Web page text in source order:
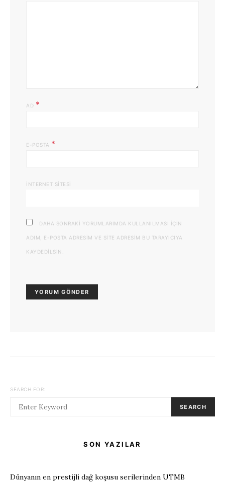
AD *
E-POSTA *
İNTERNET SITESI
DAHA SONRAKI YORUMLARIMDA KULLANILMASI IÇIN
ADIM, E-POSTA ADRESIM VE SITE ADRESIM BU TARAYICIYA
KAYDEDILSIN.
SEARCH FOR:
SEARCH
SON YAZILAR
Dünyanın en prestijli dağ koşusu serilerinden UTMB